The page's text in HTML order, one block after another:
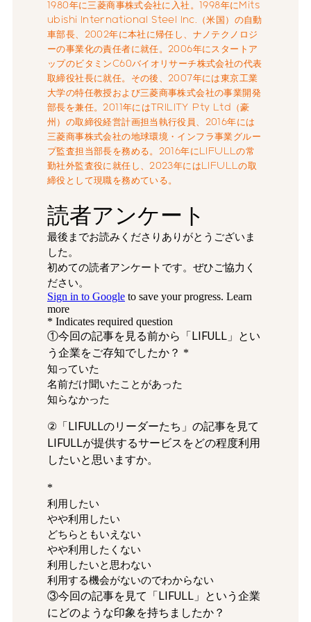
1980年に三菱商事株式会社に入社。1998年にMits
ubishi International Steel Inc.（米国）の自動
車部長、2002年に本社に帰任し、ナノテクノロジ
ーの事業化の責任者に就任。2006年にスタートア
ップのビタミンC60バイオリサーチ株式会社の代表
取締役社長に就任。その後、2007年には東京工業
大学の特任教授および三菱商事株式会社の事業開発
部長を兼任。2011年にはTRILITY Pty Ltd（豪
州）の取締役経営計画担当執行役員、2016年には
三菱商事株式会社の地球環境・インフラ事業グルー
プ監査担当部長を務める。2016年にLIFULLの常
勤社外監査役に就任し、2023年にはLIFULLの取
締役として現職を務めている。